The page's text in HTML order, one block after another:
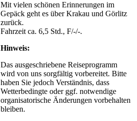
Mit vielen schönen Erinnerungen im
Gepäck geht es über Krakau und Görlitz
zurück.
Fahrzeit ca. 6,5 Std., F/-/-.
Hinweis:
Das ausgeschriebene Reiseprogramm
wird von uns sorgfältig vorbereitet. Bitte
haben Sie jedoch Verständnis, dass
Wetterbedingte oder ggf. notwendige
organisatorische Änderungen vorbehalten
bleiben.